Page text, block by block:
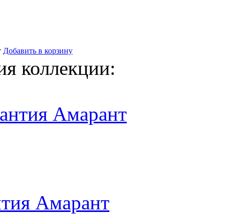
Добавить в корзину
коллекции:
Амарант
Амарант